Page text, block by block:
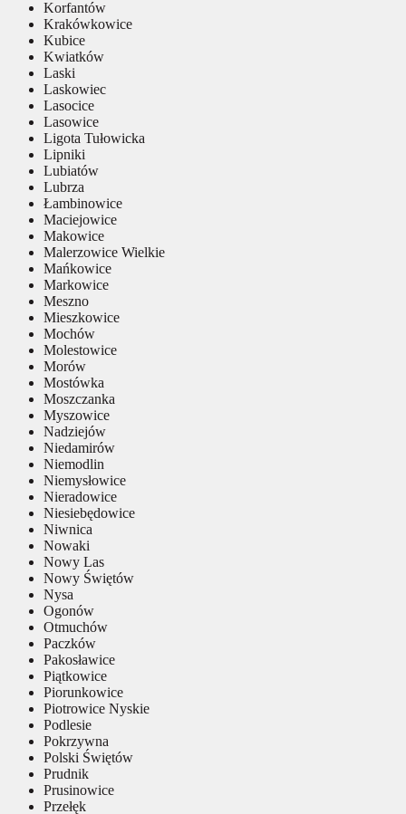
Korfantów
Krakówkowice
Kubice
Kwiatków
Laski
Laskowiec
Lasocice
Lasowice
Ligota Tułowicka
Lipniki
Lubiatów
Lubrza
Łambinowice
Maciejowice
Makowice
Malerzowice Wielkie
Mańkowice
Markowice
Meszno
Mieszkowice
Mochów
Molestowice
Morów
Mostówka
Moszczanka
Myszowice
Nadziejów
Niedamirów
Niemodlin
Niemysłowice
Nieradowice
Niesiebędowice
Niwnica
Nowaki
Nowy Las
Nowy Świętów
Nysa
Ogonów
Otmuchów
Paczków
Pakosławice
Piątkowice
Piorunkowice
Piotrowice Nyskie
Podlesie
Pokrzywna
Polski Świętów
Prudnik
Prusinowice
Przełęk